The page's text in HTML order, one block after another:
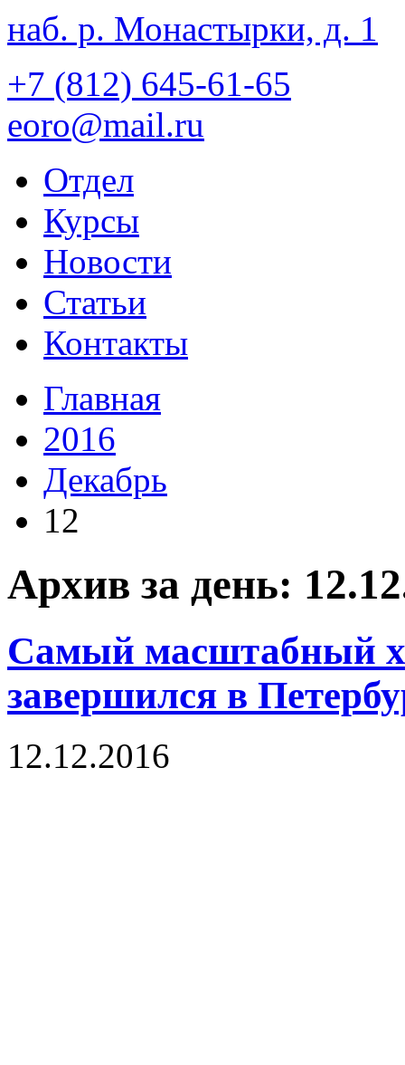
наб. р. Монастырки, д. 1
+7 (812) 645-61-65
eoro@mail.ru
Отдел
Курсы
Новости
Статьи
Контакты
Главная
2016
Декабрь
12
Архив за день:
Самый масштабный
завершился в
12.12.2016